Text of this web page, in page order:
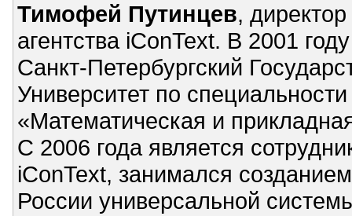
Тимофей Путинцев,
агентства iConText. В 2001
Санкт-Петербургский
Университет по специальности
«Математическая и
С 2006 года является
iConText, занимался
России универсальной